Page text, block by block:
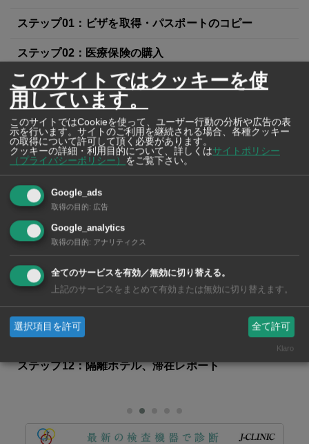
ステップ01：ビザを取得・パスポートのコピー
ステップ02：医療保険の購入
ステップ03：入国許可証(COE)の事前承認登録・承認
ステップ04：航空券の手配（航空券予約確認書）
ステップ05：ホテル・隔離措置施設(ASQ)の手配（予
約確認書）
ステップ06：入国許可証(COE)の渡航情報登録
ステップ08：日本から出国72時間前PCR検査
ステップ09：空港でチェックイン・搭乗
ステップ10：スワナプーム空港に到着・入管手続き
ステップ11：空港から隔離ホテルへチェックイン
ステップ12：隔離ホテル、滞在レポート
このサイトではクッキーを使
用しています。
このサイトではCookieを使って、ユーザー行動の分析や広告の表
示を行います。サイトのご利用を継続される場合、各種クッキー
の取得について許可して頂く必要があります。
クッキーの詳細・利用目的について、詳しくはサイトポリシー
（プライバシーポリシー）
をご覧下さい。
Google_ads
取得の目的: 広告
Google_analytics
取得の目的: アナリティクス
全てのサービスを有効／無効に切り替える。
上記のサービスをまとめて有効または無効に切り替えます。
選択項目を許可 全て許可
Klaro